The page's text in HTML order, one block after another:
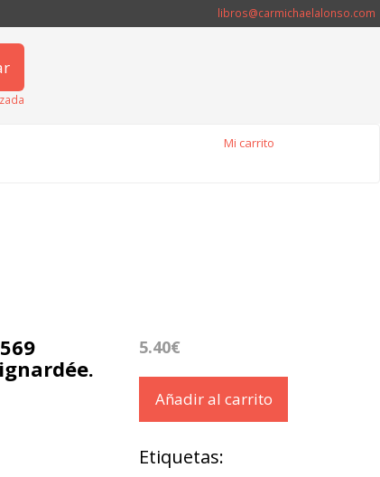
libros@carmichaelalonso.com
Mi carrito
5.40€
Añadir al carrito
Etiquetas: